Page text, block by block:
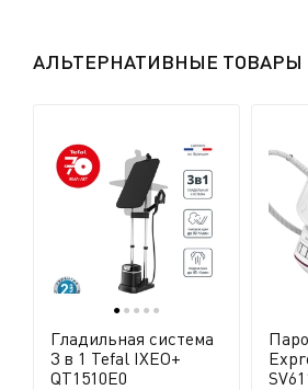
АЛЬТЕРНАТИВНЫЕ ТОВАРЫ
● ● ● ● ●
Гладильная система
3 в 1 Tefal IXEO+
QT1510E0